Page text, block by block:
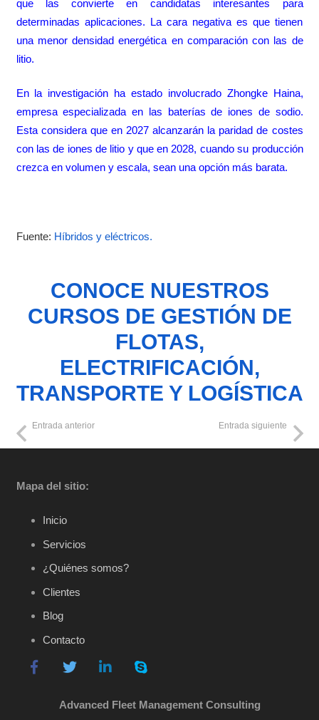
que las convierte en candidatas interesantes para
determinadas aplicaciones. La cara negativa es que tienen
una menor densidad energética en comparación con las de
litio.
En la investigación ha estado involucrado Zhongke Haina,
empresa especializada en las baterías de iones de sodio.
Esta considera que en 2027 alcanzarán la paridad de costes
con las de iones de litio y que en 2028, cuando su producción
crezca en volumen y escala, sean una opción más barata.
Fuente: Híbridos y eléctricos.
CONOCE NUESTROS
CURSOS DE GESTIÓN DE
FLOTAS,
ELECTRIFICACIÓN,
TRANSPORTE Y LOGÍSTICA
Entrada anterior Entrada siguiente
Mapa del sitio:
Inicio
Servicios
¿Quiénes somos?
Clientes
Blog
Contacto
Advanced Fleet Management Consulting